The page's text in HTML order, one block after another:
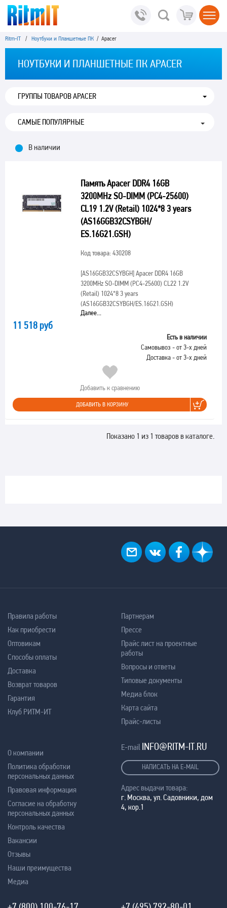
Ritm-IT / Ноутбуки и Планшетные ПК / Apacer
НОУТБУКИ И ПЛАНШЕТНЫЕ ПК APACER
ГРУППЫ ТОВАРОВ APACER
В наличии
Память Apacer DDR4 16GB
3200MHz SO-DIMM (PC4-25600)
CL19 1.2V (Retail) 1024*8 3 years
(AS16GGB32CSYBGH/
ES.16G21.GSH)
Код товара: 430208
[AS16GGB32CSYBGH]Apacer DDR4 16GB
3200MHz SO-DIMM (PC4-25600) CL22 1.2V
(Retail) 1024*8 3 years
(AS16GGB32CSYBGH/ES.16G21.GSH)
Далее...
11 518 руб
Есть в наличии
Самовывоз - от 3-х дней
Доставка - от 3-х дней
Добавить к сравнению
ДОБАВИТЬ В КОРЗИНУ
Показано 1 из 1 товаров в каталоге.
Правила работы
Как приобрести
Оптовикам
Способы оплаты
Доставка
Возврат товаров
Гарантия
Клуб РИТМ-ИТ
Партнерам
Прессе
Прайс лист на проектные
работы
Вопросы и ответы
Типовые документы
Медиа блок
Карта сайта
Прайс-листы
О компании
Политика обработки
персональных данных
Правовая информация
Согласие на обработку
персональных данных
Контроль качества
Вакансии
Отзывы
Наши преимущества
Медиа
E-mail INFO@RITM-IT.RU
НАПИСАТЬ НА E-MAIL
Адрес выдачи товара:
г. Москва, ул. Садовники, дом
4, кор.1